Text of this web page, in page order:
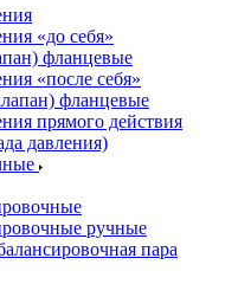
«до себя»
фланцевые
«после себя»
фланцевые
прямого действия
давления)
ручные
пара